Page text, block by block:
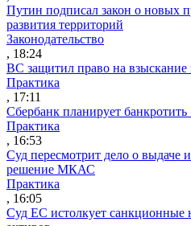
Путин подписал закон о новых
развития территорий
Законодательство
, 18:24
ВС защитил право на взыскание
Практика
, 17:11
Сбербанк планирует банкротить
Практика
, 16:53
Суд пересмотрит дело о выдаче
решение МКАС
Практика
, 16:05
Суд ЕС истолкует санкционные